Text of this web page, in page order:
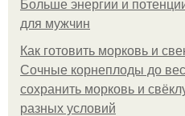
Больше энергии и
для мужчин
Как готовить морковь и
Сочные корнеплоды до
сохранить морковь и
разных условий